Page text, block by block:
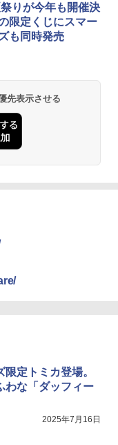
りが今年も開催決
限定くじにスマー
も同時発売
先表示させる
定トミカ登場。
わな「ダッフィー
2025年7月16日